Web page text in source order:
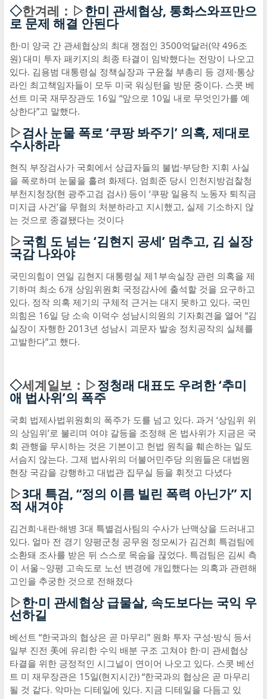
◇한겨레：▷한미 관세협상, 통화스와프만으
로 문제 해결 안된다
한·미 양국 간 관세협상의 최대 쟁점인 3500억달러(약 496조
원) 대미 투자 패키지의 최종 타결이 임박했다는 전망이 나오고
있다. 김용범 대통령실 정책실장과 구윤철 부총리 등 경제·통상
라인 최고책임자들이 모두 미국 워싱턴을 방문 중이다. 스콧 베
선트 미국 재무장관도 16일 “앞으로 10일 내로 무엇인가를 예
상한다”고 말했다.
▷검사 눈물 폭로 ‘쿠팡 봐주기’ 의혹, 제대로
수사하라
현직 부장검사가 국회에서 상급자들의 불법·부당한 지휘 사실
을 폭로하며 눈물을 흘려 화제다. 엄희준 당시 인천지방검찰청
부천지청장(현 광주고검 검사) 등이 ‘쿠팡 일용직 노동자 퇴직금
미지급 사건’을 무혐의 처분하라고 지시했고, 실제 기소하지 않
는 것으로 종결됐다는 것이다
▷국힘 도 넘는 ‘김현지 공세’ 멈추고, 김 실장
국감 나와야
국민의힘이 연일 김현지 대통령실 제1부속실장 관련 의혹을 제
기하며 최소 6개 상임위원회 국정감사에 출석할 것을 요구하고
있다. 정작 의혹 제기의 구체적 근거는 대지 못하고 있다. 국민
의힘은 16일 당 소속 이덕수 성남시의원의 기자회견을 열어 “김
실장이 자행한 2013년 성남시 괴문자 발송 정치공작의 실체를
고발한다”고 했다.
◇세계일보：▷정청래 대표도 우려한 ‘추미
애 법사위’의 폭주
국회 법제사법위원회의 폭주가 도를 넘고 있다. 과거 ‘상임위 위
의 상임위’로 불리며 여야 갈등을 조정해 온 법사위가 지금은 국
회 관행을 무시하는 것은 기본이고 헌법 원칙을 훼손하는 일도
서슴지 않는다. 그제 법사위의 더불어민주당 의원들은 대법원
현장 국감을 강행하고 대법관 집무실 등을 휘젓고 다녔다
▷3대 특검, “정의 이름 빌린 폭력 아닌가” 지
적 새겨야
김건희·내란·해병 3대 특별검사팀의 수사가 난맥상을 드러내고
있다. 얼마 전 경기 양평군청 공무원 정모씨가 김건희 특검팀에
소환돼 조사를 받은 뒤 스스로 목숨을 끊었다. 특검팀은 김씨 측
이 서울∼양평 고속도로 노선 변경에 개입했다는 의혹과 관련해
고인을 추궁한 것으로 전해졌다
▷한·미 관세협상 급물살, 속도보다는 국익 우
선하길
베선트 “한국과의 협상은 곧 마무리” 원화 투자 구성·방식 등서
일부 진전 美에 유리한 수익 배분 구조 고쳐야 한·미 관세협상
타결을 위한 긍정적인 시그널이 연이어 나오고 있다. 스콧 베선
트 미 재무장관은 15일(현지시간) “한국과의 협상은 곧 마무리
될 것 같다. 악마는 디테일에 있다. 지금 디테일을 다듬고 있